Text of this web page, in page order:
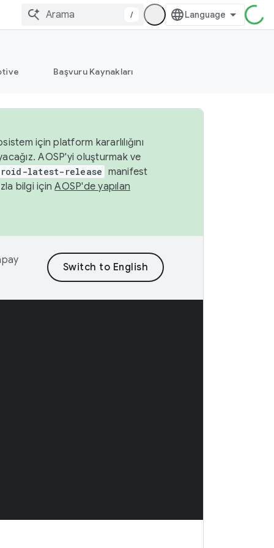
/
Başvuru Kaynakları
için platform kararlılığını
AOSP'yi oluşturmak ve
latest-release manifest
bilgi içinAOSP'de yapılan